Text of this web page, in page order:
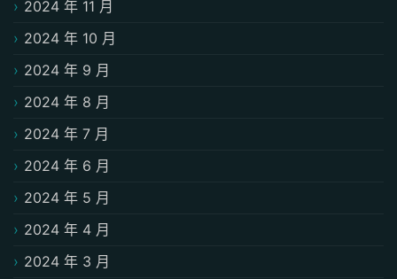
2024 年 11 月
2024 年 10 月
2024 年 9 月
2024 年 8 月
2024 年 7 月
2024 年 6 月
2024 年 5 月
2024 年 4 月
2024 年 3 月